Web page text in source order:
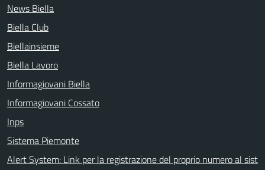
News Biella
Biella Club
Biellainsieme
Biella Lavoro
Informagiovani Biella
Informagiovani Cossato
Inps
Sistema Piemonte
Alert System: Link per la registrazione del proprio numero al sist